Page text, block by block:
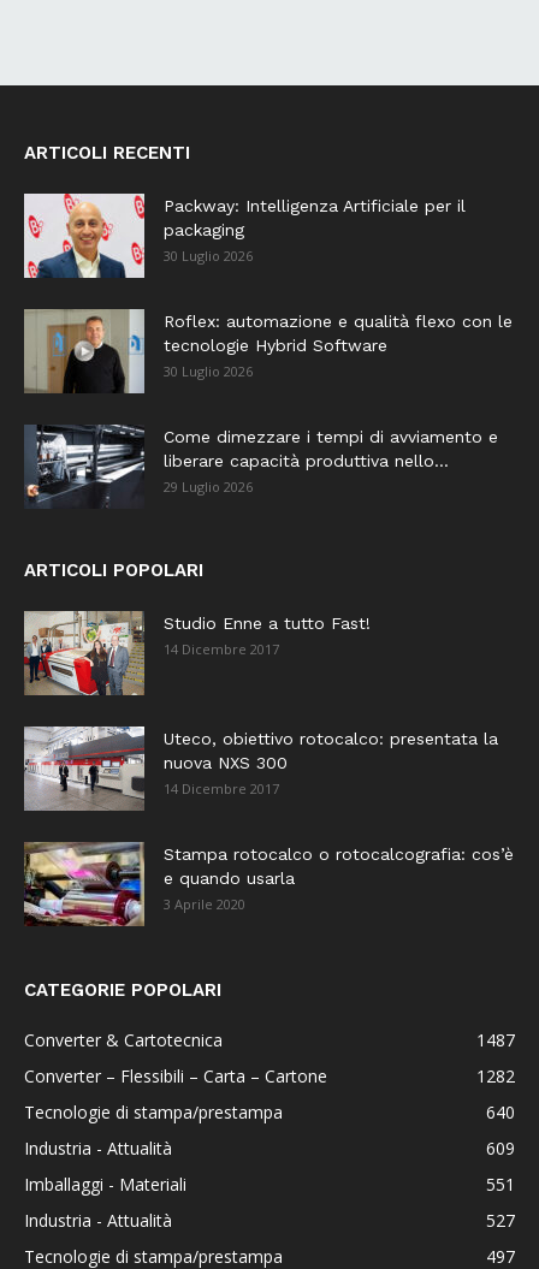
ARTICOLI RECENTI
Packway: Intelligenza Artificiale per il
packaging
30 Luglio 2026
Roflex: automazione e qualità flexo con le
tecnologie Hybrid Software
30 Luglio 2026
Come dimezzare i tempi di avviamento e
liberare capacità produttiva nello...
29 Luglio 2026
ARTICOLI POPOLARI
Studio Enne a tutto Fast!
14 Dicembre 2017
Uteco, obiettivo rotocalco: presentata la
nuova NXS 300
14 Dicembre 2017
Stampa rotocalco o rotocalcografia: cos’è
e quando usarla
3 Aprile 2020
CATEGORIE POPOLARI
Converter & Cartotecnica
1487
Converter – Flessibili – Carta – Cartone
1282
Tecnologie di stampa/prestampa
640
Industria - Attualità
609
Imballaggi - Materiali
551
Industria - Attualità
527
Tecnologie di stampa/prestampa
497